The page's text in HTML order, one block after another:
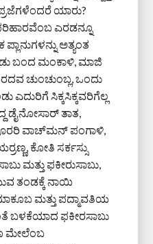
ಯಾರು?
ಎರಡನ್ನೂ
ಅತ್ಯಂತ
ಬಂದ ಮಂಕಾಳಿ, ಮಾಜಿ
ಚುಂಚುಂಬ್ಲ, ಒಂದು
ಎದುರಿಗೆ ಸಿಕ್ಕಸಿಕ್ಕವರಿಗೆಲ್ಲ
ಡೈನೋಸಾರ್ ತಾತ,
ವಾಚ್‌ಮನ್ ಪಂಗಾಳಿ,
ಕೋತಿ ಸರ್ಕಸ್ಸು
ಮತ್ತು ಫಕೀರುಸಾಬು,
ತಂಡಕ್ಕೆ ನಾಯಿ
ಮತ್ತು ಪದ್ಮಾವತಿಯ
ಬಳಕೆಯಾದ ಫಕೀರಸಾಬು
ಮೇಲೆಂಬ